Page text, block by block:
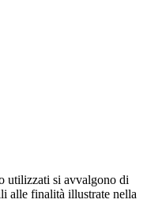
utilizzati si avvalgono di
alle finalità illustrate nella